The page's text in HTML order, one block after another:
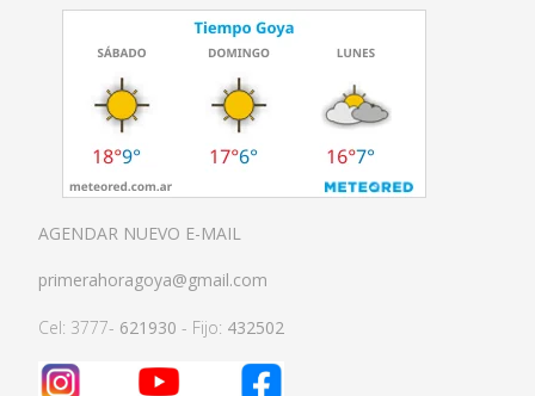
AGENDAR NUEVO E-MAIL
primerahoragoya@gmail.com
Cel: 3777- 621930 - Fijo: 432502